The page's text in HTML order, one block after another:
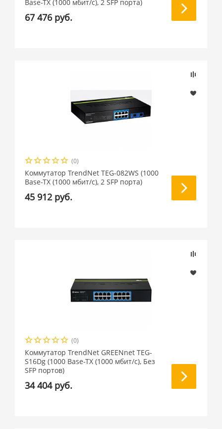
Base-TX (1000 мбит/с), 2 SFP порта)
67 476 руб.
(0)
Коммутатор TrendNet TEG-082WS (1000
Base-TX (1000 мбит/с), 2 SFP порта)
45 912 руб.
(0)
Коммутатор TrendNet GREENnet TEG-
S16Dg (1000 Base-TX (1000 мбит/с), Без
SFP портов)
34 404 руб.